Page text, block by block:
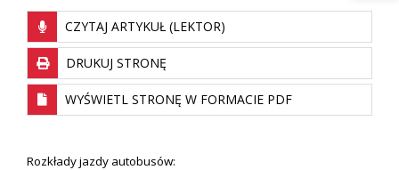
CZYTAJ ARTYKUŁ (LEKTOR)
DRUKUJ STRONĘ
WYŚWIETL STRONĘ W FORMACIE PDF
Rozkłady jazdy autobusów: